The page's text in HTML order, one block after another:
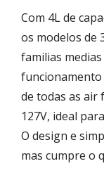
Com 4L de
os modelos de
familias
de todas as air
127V, ideal
O design e
mas cumpre o